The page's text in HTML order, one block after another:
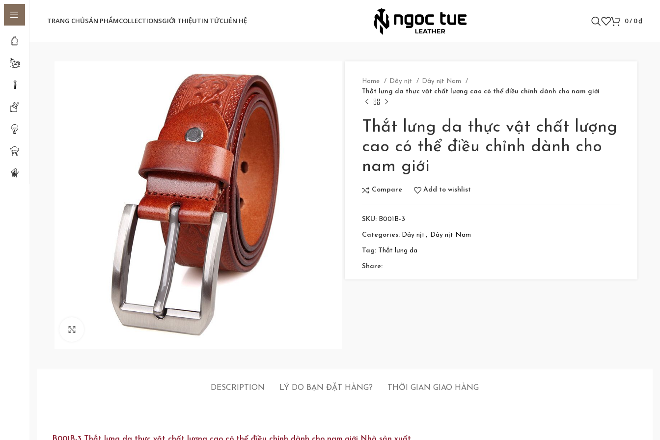
TRANG CHỦSẢN PHẨMCOLLECTIONSGIỚI THIỆUTIN TỨCLIÊN HỆ 0/ 0₫
Home Dây nịt
Dây nịt Nam
Thắt lưng da thực vật chất lượng cao có thể điều chỉnh dành cho nam giới
Thắt lưng da thực vật chất lượng
cao có thể điều chỉnh dành cho
nam giới
Compare Add to wishlist
SKU: B001B-3
Categories: Dây nịt , Dây nịt Nam
Tag: Thắt lưng da
Share:
DESCRIPTION LÝ DO BẠN ĐẶT HÀNG? THỜI GIAN GIAO HÀNG